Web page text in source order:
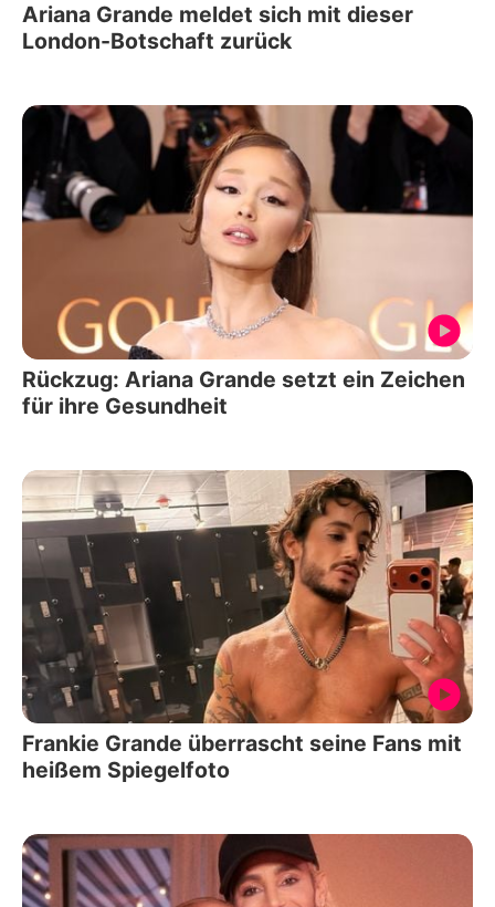
Ariana Grande meldet sich mit dieser
London-Botschaft zurück
Rückzug: Ariana Grande setzt ein Zeichen
für ihre Gesundheit
Frankie Grande überrascht seine Fans mit
heißem Spiegelfoto